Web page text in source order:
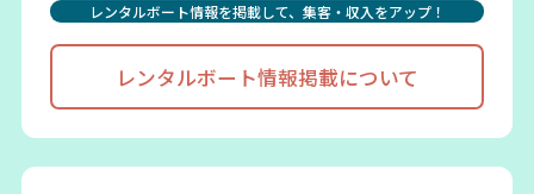
レンタルボート情報を掲載して、集客・収入をアップ！
レンタルボート情報掲載について